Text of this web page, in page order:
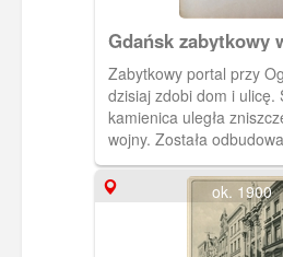
Gdańsk zabytkowy
Zabytkowy portal przy
dzisiaj zdobi dom i ulicę. Sama
kamienica uległa
wojny. Została
50. XX wieku.
ok. 1900